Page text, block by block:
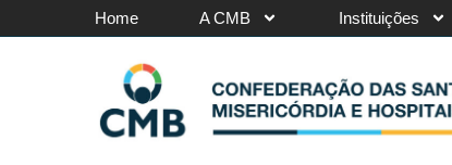
Home A CMB Instituições